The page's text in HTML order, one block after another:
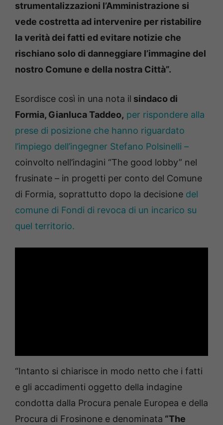
strumentalizzazioni l’Amministrazione si
vede costretta ad intervenire per ristabilire
la verità dei fatti ed evitare notizie che
rischiano solo di danneggiare l’immagine del
nostro Comune e della nostra Città”.
Esordisce così in una nota il sindaco di
Formia, Gianluca Taddeo, per rispondere alla
prese di posizione che hanno riguardato
l’impiego dell’ingegner Stefano Polsinelli –
coinvolto nell’indagini “The good lobby” nel
frusinate – in progetti per conto del Comune
di Formia, soprattutto dopo la decisione del
comune di Fondi di revoca di un incarico su
quel territorio.
“Intanto si chiarisce in modo netto che i fatti
e gli accadimenti oggetto della indagine
condotta dalla Procura penale Europea e della
Procura di Frosinone e denominata “The